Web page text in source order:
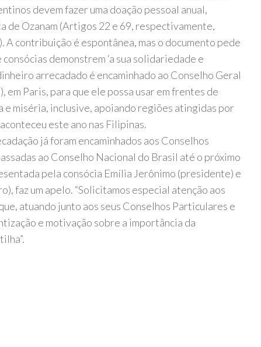
devem fazer uma doação pessoal anual,
de Ozanam (Artigos 22 e 69, respectivamente,
A contribuição é espontânea, mas o documento pede
demonstrem ‘a sua solidariedade e
arrecadado é encaminhado ao Conselho Geral
em Paris, para que ele possa usar em frentes de
e miséria, inclusive, apoiando regiões atingidas por
este ano nas Filipinas.
já foram encaminhados aos Conselhos
ao Conselho Nacional do Brasil até o próximo
pela consócia Emília Jerônimo (presidente) e
faz um apelo. “Solicitamos especial atenção aos
atuando junto aos seus Conselhos Particulares e
e motivação sobre a importância da